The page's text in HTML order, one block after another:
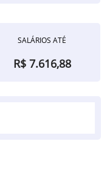
SALÁRIOS ATÉ
R$ 7.616,88